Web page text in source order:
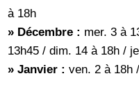
à 18h
» Décembre : mer. 3 à
13h45 / dim. 14 à 18h /
» Janvier :ven. 2 à 18h